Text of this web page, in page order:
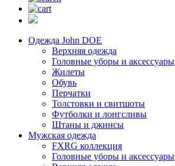
Одежда John DOE
Верхняя одежда
Головные уборы и аксессуары
Жилеты
Обувь
Перчатки
Толстовки и свитшоты
Футболки и лонгсливы
Штаны и джинсы
Мужская одежда
FXRG коллекция
Головные уборы и аксессуары